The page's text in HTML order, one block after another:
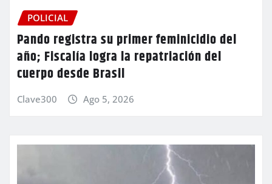
POLICIAL
Pando registra su primer feminicidio del
año; Fiscalía logra la repatriación del
cuerpo desde Brasil
Clave300 Ago 5, 2026